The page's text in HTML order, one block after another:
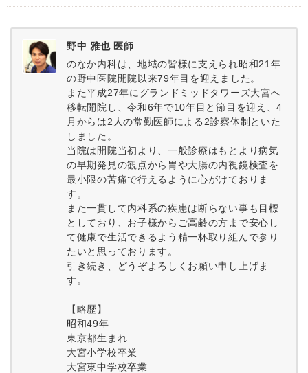
野中 雅也 医師
のなか内科は、地域の皆様に支えられ昭和21年
の野中医院開院以来79年目を迎えました。
また平成27年にグランドミッドタワーズ大宮へ
移転開院し、令和6年で10年目と節目を迎え、4
月からは2人の常勤医師による2診察体制といた
しました。
当院は開院当初より、一般診療はもとより病気
の早期発見の観点から胃や大腸の内視鏡検査を
最小限の苦痛で行えるように心がけておりま
す。
また一貫して内科系の疾患は断らない事も目標
としており、お子様からご高齢の方まで安心し
て健康で生活できるよう精一杯取り組んで参り
たいと思っております。
引き続き、どうぞよろしくお願い申し上げま
す。
【略歴】
昭和49年
東京都生まれ
大宮小学校卒業
大宮東中学校卒業